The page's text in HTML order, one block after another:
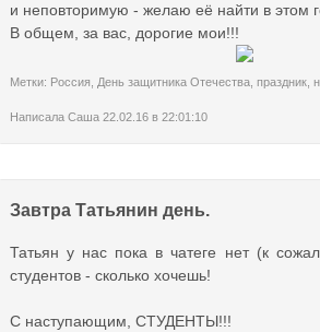
и неповторимую - желаю её найти в этом
В общем, за вас, дорогие мои!!!
Метки: Россия День защитника Отечества праздник
Написала Саша 22.02.16 в 22:01:10
Завтра Татьянин день.
Татьян у нас пока в чатеге нет (к
студентов - сколько хочешь!
С наступающим, СТУДЕНТЫ!!!